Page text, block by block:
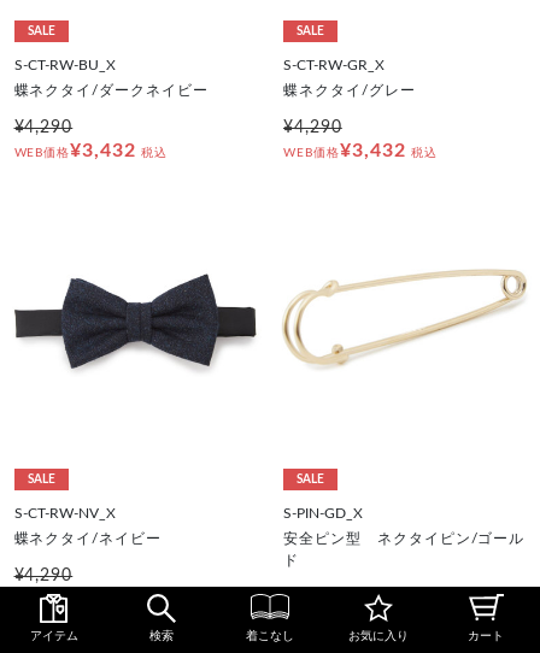
SALE
S-CT-RW-BU_X
蝶ネクタイ/ダークネイビー
¥4,290
WEB価格¥3,432 税込
SALE
S-CT-RW-GR_X
蝶ネクタイ/グレー
¥4,290
WEB価格¥3,432 税込
SALE
S-CT-RW-NV_X
蝶ネクタイ/ネイビー
¥4,290
WEB価格 税込
SALE
S-PIN-GD_X
安全ピン型 ネクタイピン/ゴール
ド
¥3,190
WEB価格 ¥2,552
アイテム
検索 着こなし お気に入り カート